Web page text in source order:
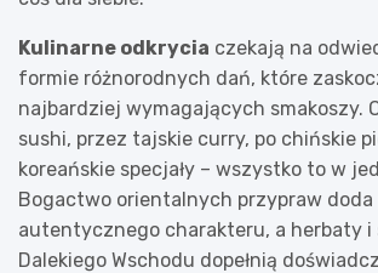
Kulinarne odkrycia czekają na
formie różnorodnych dań, które
najbardziej wymagających smakoszy.
sushi, przez tajskie curry, po chińskie
koreańskie specjały – wszystko to w
Bogactwo orientalnych przypraw doda
autentycznego charakteru, a herbaty i
Dalekiego Wschodu dopełnią